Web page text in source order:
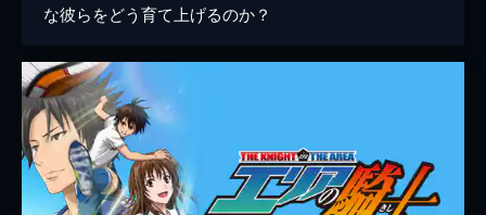
な彼らをどう育て上げるのか？